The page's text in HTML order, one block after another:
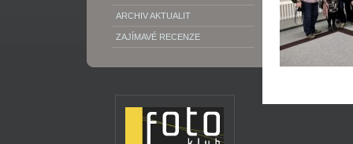
ARCHIV AKTUALIT
ZAJÍMAVÉ RECENZE